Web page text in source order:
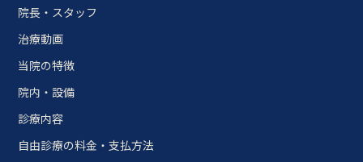
院長・スタッフ
治療動画
当院の特徴
院内・設備
診療内容
自由診療の料金・支払方法